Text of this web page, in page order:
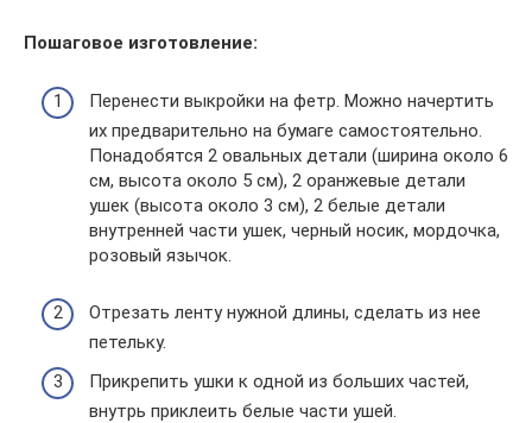
Пошаговое изготовление:
Перенести выкройки на фетр. Можно начертить
их предварительно на бумаге самостоятельно.
Понадобятся 2 овальных детали (ширина около 6
см, высота около 5 см), 2 оранжевые детали
ушек (высота около 3 см), 2 белые детали
внутренней части ушек, черный носик, мордочка,
розовый язычок.
Отрезать ленту нужной длины, сделать из нее
петельку.
Прикрепить ушки к одной из больших частей,
внутрь приклеить белые части ушей.